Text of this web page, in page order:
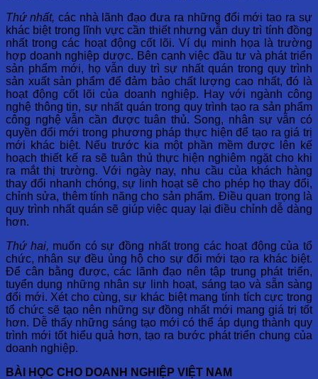
Thứ nhất, các nhà lãnh đạo đưa ra những đổi mới tạo ra sự
khác biệt trong lĩnh vực cần thiết nhưng vẫn duy trì tính đồng
nhất trong các hoạt động cốt lõi. Ví dụ minh họa là trường
hợp doanh nghiệp dược. Bên cạnh việc đầu tư và phát triển
sản phẩm mới, họ vẫn duy trì sự nhất quán trong quy trình
sản xuất sản phẩm để đảm bảo chất lượng cao nhất, đó là
hoạt động cốt lõi của doanh nghiệp. Hay với ngành công
nghệ thông tin, sự nhất quán trong quy trình tạo ra sản phẩm
công nghệ vẫn cần được tuân thủ. Song, nhân sự vẫn có
quyền đổi mới trong phương pháp thực hiện để tạo ra giá trị
mới khác biệt. Nếu trước kia một phần mềm được lên kế
hoạch thiết kế ra sẽ tuân thủ thực hiện nghiêm ngặt cho khi
ra mắt thị trường. Với ngày nay, nhu cầu của khách hàng
thay đổi nhanh chóng, sự linh hoạt sẽ cho phép họ thay đổi,
chỉnh sửa, thêm tính năng cho sản phẩm. Điều quan trọng là
quy trình nhất quán sẽ giúp việc quay lại điều chỉnh dễ dàng
hơn.
Thứ hai, muốn có sự đồng nhất trong các hoạt động của tổ
chức, nhân sự đều ủng hộ cho sự đổi mới tạo ra khác biệt.
Để cân bằng được, các lãnh đạo nên tập trung phát triển,
tuyển dụng những nhân sự linh hoạt, sáng tạo và sẵn sàng
đổi mới. Xét cho cùng, sự khác biệt mang tính tích cực trong
tổ chức sẽ tạo nên những sự đồng nhất mới mang giá trị tốt
hơn. Dễ thấy những sáng tạo mới có thể áp dụng thành quy
trình mới tốt hiểu quả hơn, tạo ra bước phát triển chung của
doanh nghiệp.
BÀI HỌC CHO DOANH NGHIỆP VIỆT NAM